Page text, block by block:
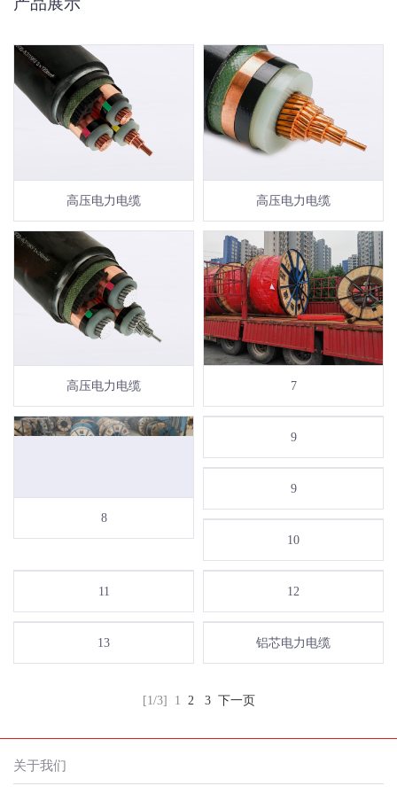
高压电力电缆 高压电力电缆
高压电力电缆 7
8
9
9
10
11 12
13 铝芯电力电缆
[1/3] 1 2 3 下一页
关于我们